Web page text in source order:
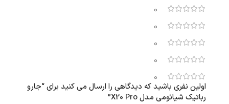
0
0
0
0
0
اولین نفری باشید که دیدگاهی را ارسال می کنید برای “جارو
رباتیک شیائومی مدل X20 Pro”